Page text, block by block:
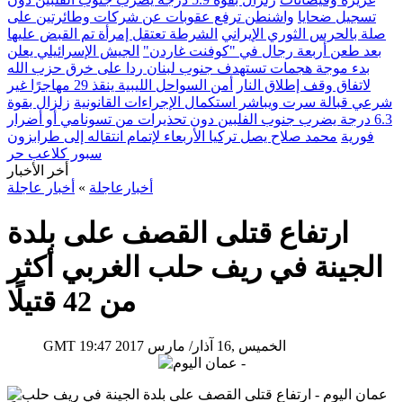
تسجيل ضحايا واشنطن ترفع عقوبات عن شركات وطائرتين على
صلة بالحرس الثوري الإيراني الشرطة تعتقل إمرأة تم القبض عليها
بعد طعن أربعة رجال في "كوفنت غاردن" الجيش الإسرائيلي يعلن
بدء موجة هجمات تستهدف جنوب لبنان ردا على خرق حزب الله
لاتفاق وقف إطلاق النار
أمن السواحل الليبية ينقذ 29 مهاجرًا غير
شرعي قبالة سرت ويباشر استكمال الإجراءات القانونية زلزال بقوة
6.3 درجة يضرب جنوب الفلبين دون تحذيرات من تسونامي أو أضرار
فورية محمد صلاح يصل تركيا الأربعاء لإتمام انتقاله إلى طرابزون
سبور كلاعب حر
أخر الأخبار
أخبارعاجلة » أخبار عاجلة
ارتفاع قتلى القصف على بلدة
الجينة في ريف حلب الغربي أكثر
من 42 قتيلًا
GMT 19:47 2017 الخميس ,16 آذار/ مارس